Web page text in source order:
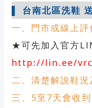
▌ 台南北區洗鞋
一、門市或線上評
★可先加入官方
http://lin.ee/
二、清楚解說鞋況
三、5至7天會收